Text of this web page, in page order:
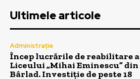
Ultimele articole
Administrație
Încep lucrările de reabilitare a
Liceului „Mihai Eminescu” din
Bârlad. Investiție de peste 18